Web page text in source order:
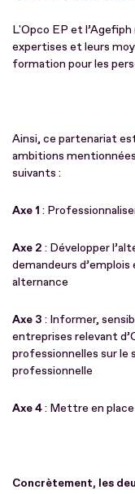
L'Opco EP et
expertises et leurs
formation pour les
Ainsi, ce partenariat
ambitions
suivants :
Axe 1 :
Axe 2 : Développer
demandeurs
alternance
Axe 3 : Informer,
entreprises relevant
professionnelles sur le
professionnelle
Axe 4: Mettre en
Concrètement, les